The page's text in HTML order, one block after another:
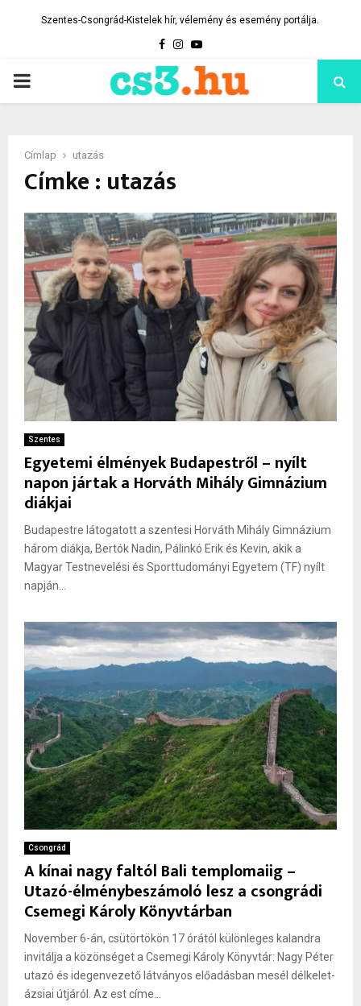
Szentes-Csongrád-Kistelek hír, vélemény és esemény portálja.
Facebook
Instagram
Youtube
PRIMARY
Címlap utazás
Címke : utazás
Szentes
Egyetemi élmények Budapestről – nyílt
napon jártak a Horváth Mihály Gimnázium
diákjai
Budapestre látogatott a szentesi Horváth Mihály Gimnázium
három diákja, Bertók Nadin, Pálinkó Erik és Kevin, akik a
Magyar Testnevelési és Sporttudományi Egyetem (TF) nyílt
napján...
Csongrád
A kínai nagy faltól Bali templomaiig –
Utazó-élménybeszámoló lesz a csongrádi
Csemegi Károly Könyvtárban
November 6-án, csütörtökön 17 órától különleges kalandra
invitálja a közönséget a Csemegi Károly Könyvtár: Nagy Péter
utazó és idegenvezető látványos előadásban mesél délkelet-
ázsiai útjáról. Az est címe...